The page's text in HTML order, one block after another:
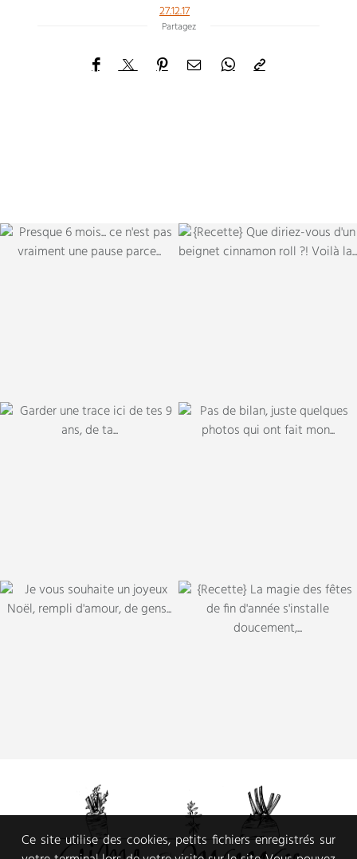
27.12.17
Partagez
Ce site utilise des cookies, petits fichiers enregistrés sur